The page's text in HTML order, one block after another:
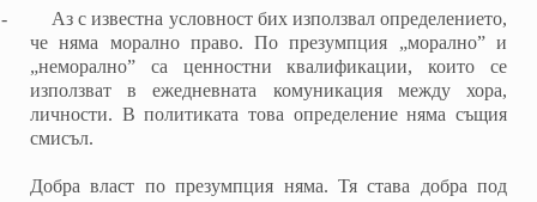
-
Аз с известна условност бих използвал определението,
че няма морално право. По презумпция „морално” и
„неморално” са ценностни квалификации, които се
използват в ежедневната комуникация между хора,
личности. В политиката това определение няма същия
смисъл.
Добра власт по презумпция няма. Тя става добра под